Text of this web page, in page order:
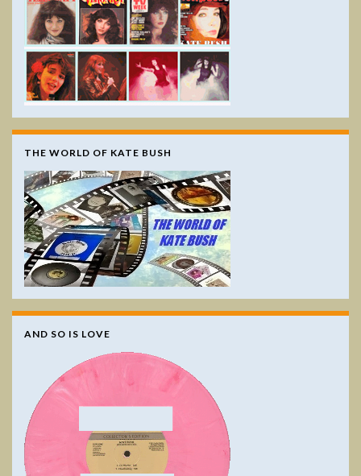
THE WORLD OF KATE BUSH
AND SO IS LOVE